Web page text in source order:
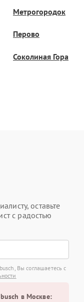
Метрогородок
Перово
Соколиная Гора
оставьте
с радостью
Вы соглашаетесь с
в Москве: